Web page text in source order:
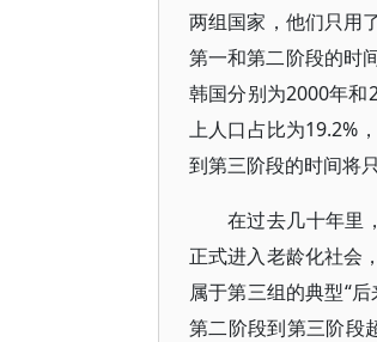
两组国家，他们只用
第一和第二阶段的时
韩国分别为2000年和
上人口占比为19.2%
到第三阶段的时间将只
在过去几十年里
正式进入老龄化社会
属于第三组的典型“
第二阶段到第三阶段